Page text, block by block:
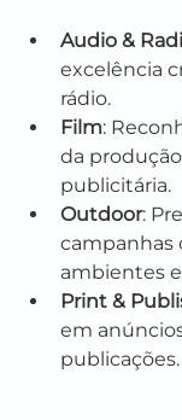
Audio &
excelência
rádio.
Film:
da
publicitária.
Outdoor:
campanhas
ambientes
Print &
em
publicações.